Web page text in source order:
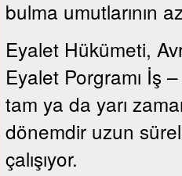
bulma umutlarının
Eyalet Hükümeti,
Eyalet Porgramı İş
tam ya da yarı
dönemdir uzun
çalışıyor.